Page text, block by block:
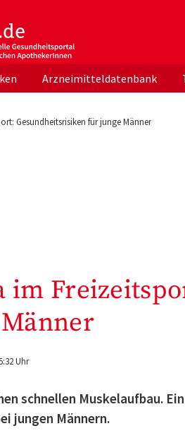
Gesundheitsportal der deutschen
Arzneimitteldatenbank
Gesundheitsrisiken für junge Männer
im
Uhr
schnellen Muskelaufbau.
jungen Männern.